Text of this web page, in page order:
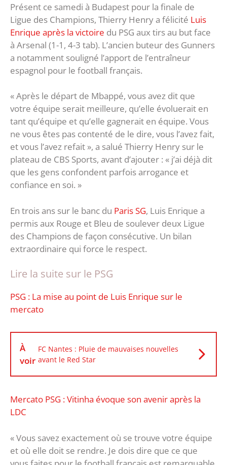
Présent ce samedi à Budapest pour la finale de
Ligue des Champions, Thierry Henry a félicité Luis
Enrique après la victoire du PSG aux tirs au but face
à Arsenal (1-1, 4-3 tab). L’ancien buteur des Gunners
a notamment souligné l’apport de l’entraîneur
espagnol pour le football français.
« Après le départ de Mbappé, vous avez dit que
votre équipe serait meilleure, qu’elle évoluerait en
tant qu’équipe et qu’elle gagnerait en équipe. Vous
ne vous êtes pas contenté de le dire, vous l’avez fait,
et vous l’avez refait », a salué Thierry Henry sur le
plateau de CBS Sports, avant d’ajouter : « j’ai déjà dit
que les gens confondent parfois arrogance et
confiance en soi. »
En trois ans sur le banc du Paris SG, Luis Enrique a
permis aux Rouge et Bleu de soulever deux Ligue
des Champions de façon consécutive. Un bilan
extraordinaire qui force le respect.
Lire la suite sur le PSG
PSG : La mise au point de Luis Enrique sur le
mercato
À
voir
FC Nantes : Pluie de mauvaises nouvelles
avant le Red Star
Mercato PSG : Vitinha évoque son avenir après la
LDC
« Vous savez exactement où se trouve votre équipe
et où elle doit se rendre. Je dois dire que ce que